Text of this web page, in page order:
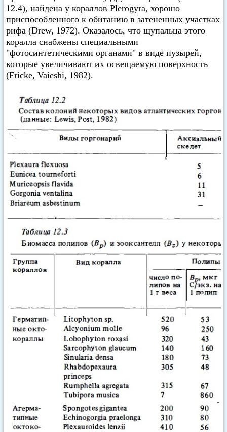
12.4), найдена у кораллов Plerogyra, хорошо
приспособленного к обитанию в затененных участках
рифа (Drew, 1972). Оказалось, что щупальца этого
коралла снабжены специальными
"фотосинтетическими органами" в виде пузырей,
которые увеличивают их освещаемую поверхность
(Fricke, Vaieshi, 1982).